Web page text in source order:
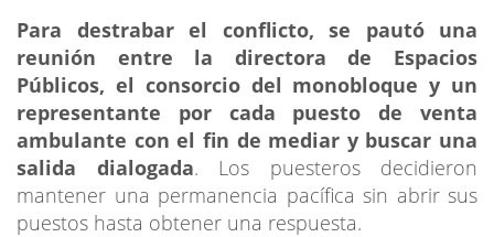
Para destrabar el conflicto, se pautó una
reunión entre la directora de Espacios
Públicos, el consorcio del monobloque y un
representante por cada puesto de venta
ambulante con el fin de mediar y buscar una
salida dialogada. Los puesteros decidieron
mantener una permanencia pacífica sin abrir sus
puestos hasta obtener una respuesta.